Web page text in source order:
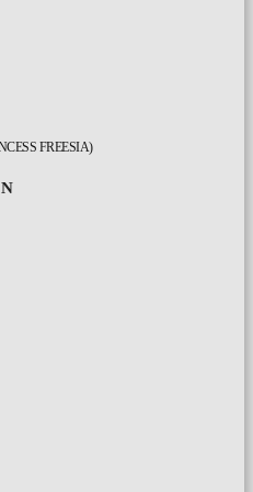
FREESIA)